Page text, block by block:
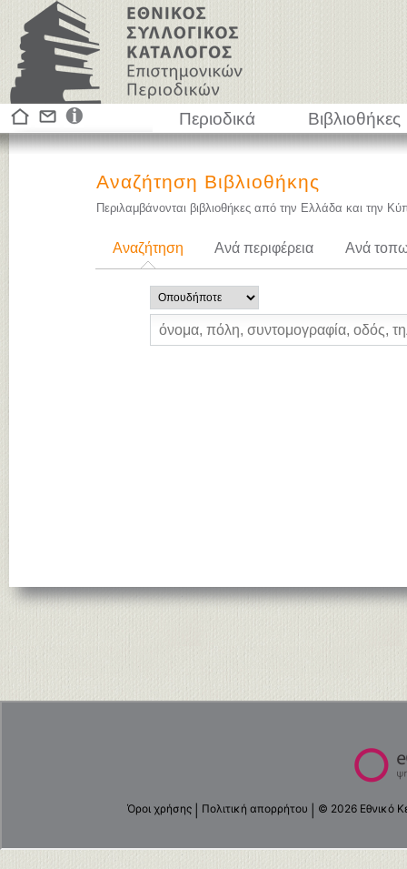
Περιοδικά Βιβλιοθήκες
Αναζήτηση Βιβλιοθήκης
Περιλαμβάνονται βιβλιοθήκες από την Ελλάδα και την
Αναζήτηση Ανά περιφέρεια Ανά